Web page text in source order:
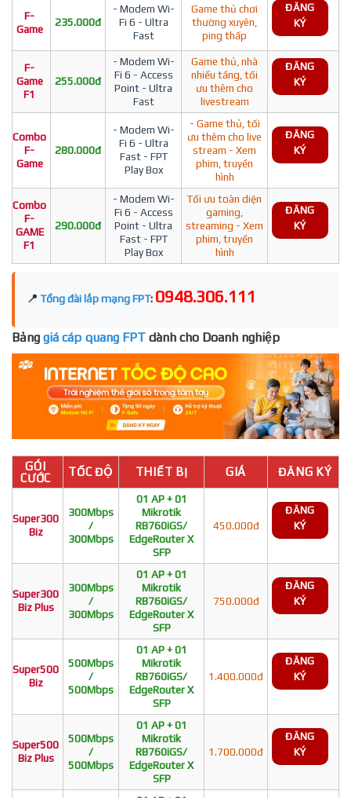
F-
Game
235.000đ
- Modem Wi-
Fi 6 - Ultra
Fast
Game thủ chơi
thường xuyên,
ping thấp
ĐĂNG
KÝ
F-
Game
F1
255.000đ
- Modem Wi-
Fi 6 - Access
Point - Ultra
Fast
Game thủ, nhà
nhiều tầng, tối
ưu thêm cho
livestream
ĐĂNG
KÝ
Combo
F-
Game
280.000đ
- Modem Wi-
Fi 6 - Ultra
Fast - FPT
Play Box
- Game thủ, tối
ưu thêm cho live
stream - Xem
phim, truyền
hình
ĐĂNG
KÝ
Combo
F-
GAME
F1
290.000đ
- Modem Wi-
Fi 6 - Access
Point - Ultra
Fast - FPT
Play Box
Tối ưu toàn diện
gaming,
streaming - Xem
phim, truyền
hình
ĐĂNG
KÝ
📍 Tổng đài lắp mạng FPT: 0948.306.111
Bảng giá cáp quang FPT dành cho Doanh nghiệp
GÓI
CƯỚC
TỐC ĐỘ THIẾT BỊ GIÁ ĐĂNG KÝ
Super300
Biz
300Mbps
/
300Mbps
01 AP + 01
Mikrotik
RB760iGS/
EdgeRouter X
SFP
450.000đ
ĐĂNG
KÝ
Super300
Biz Plus
300Mbps
/
300Mbps
01 AP + 01
Mikrotik
RB760iGS/
EdgeRouter X
SFP
750.000đ
ĐĂNG
KÝ
Super500
Biz
500Mbps
/
500Mbps
01 AP + 01
Mikrotik
RB760iGS/
EdgeRouter X
SFP
1.400.000đ
ĐĂNG
KÝ
Super500
Biz Plus
500Mbps
/
500Mbps
01 AP + 01
Mikrotik
RB760iGS/
EdgeRouter X
SFP
1.700.000đ
ĐĂNG
KÝ